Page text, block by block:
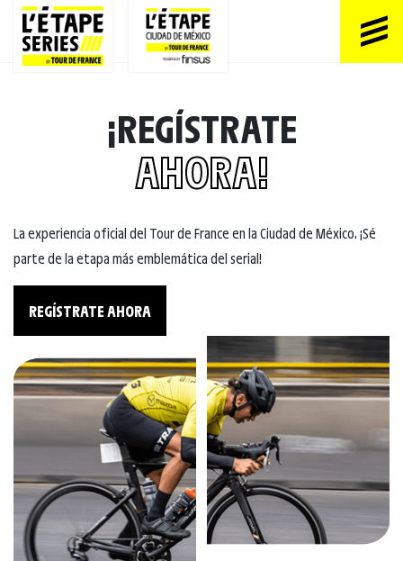
¡REGÍSTRATE
AHORA!
La experiencia oficial del Tour de France en la Ciudad de México. ¡Sé
parte de la etapa más emblemática del serial!
REGÍSTRATE AHORA